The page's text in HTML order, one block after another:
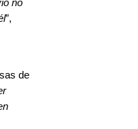
no
”,
de